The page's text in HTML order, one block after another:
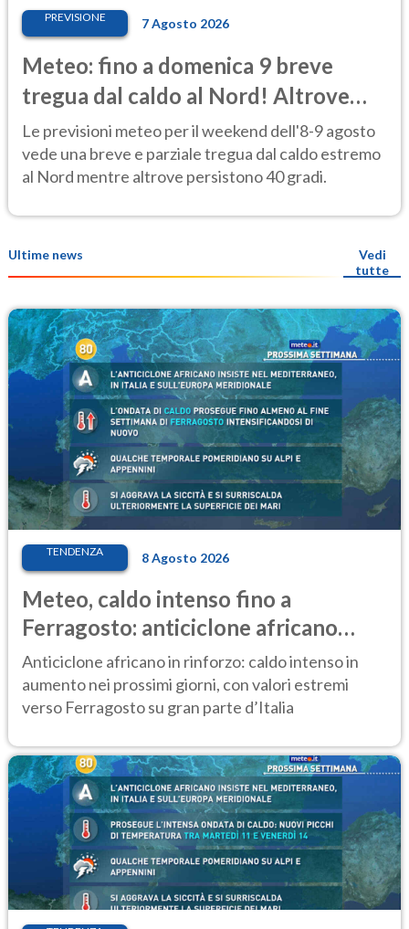
PREVISIONE 7 Agosto 2026
Meteo: fino a domenica 9 breve
tregua dal caldo al Nord! Altrove
calura e afa
Le previsioni meteo per il weekend dell'8-9 agosto
vede una breve e parziale tregua dal caldo estremo
al Nord mentre altrove persistono 40 gradi.
Ultime news
Vedi
tutte
TENDENZA 8 Agosto 2026
Meteo, caldo intenso fino a
Ferragosto: anticiclone africano
ancora protagonista
Anticiclone africano in rinforzo: caldo intenso in
aumento nei prossimi giorni, con valori estremi
verso Ferragosto su gran parte d’Italia